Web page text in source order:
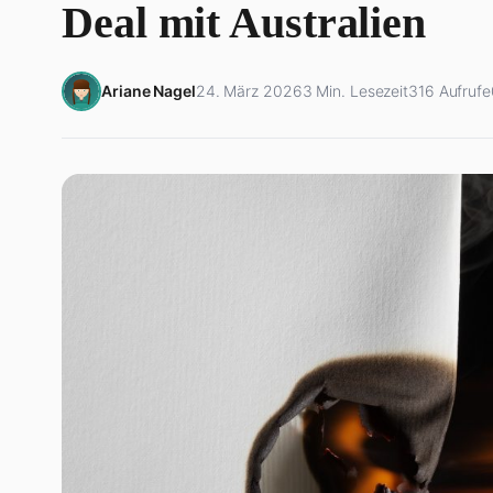
Deal mit Australien
Ariane Nagel24. März 20263 Min. Lesezeit316 Aufrufe